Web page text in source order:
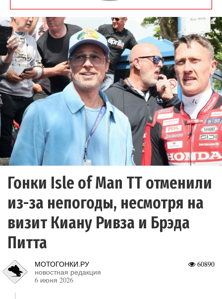
Гонки Isle of Man TT отменили
из-за непогоды, несмотря на
визит Киану Ривза и Брэда
Питта
60890
МОТОГОНКИ.РУ
новостная редакция
6 июня 2026